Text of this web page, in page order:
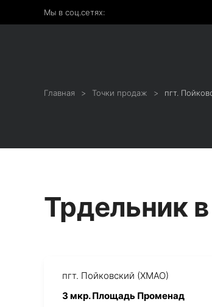
Мы в соц.сетях:
Главная Точки продаж пгт.
Трдельник
пгт. Пойковский (ХМАО)
3 мкр. Площадь Променад